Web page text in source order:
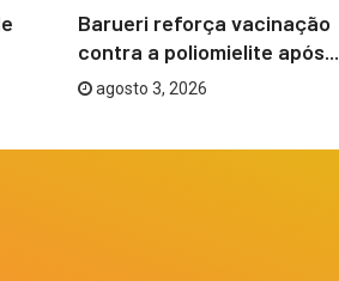
Barueri reforça vacinação
contra a poliomielite após...
agosto 3, 2026